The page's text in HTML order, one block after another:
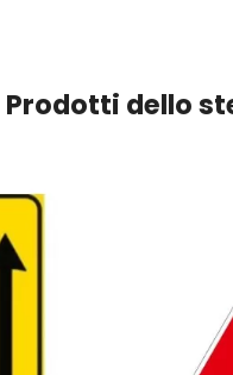
Prodotti dello